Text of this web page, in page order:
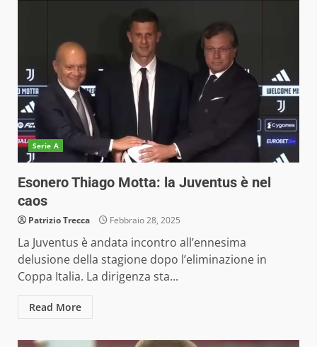
Serie A
Esonero Thiago Motta: la Juventus è nel
caos
Patrizio Trecca Febbraio 28, 2025
La Juventus è andata incontro all’ennesima
delusione della stagione dopo l’eliminazione in
Coppa Italia. La dirigenza sta...
Read More